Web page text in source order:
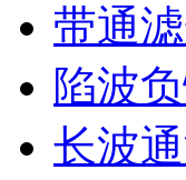
带通
陷波
长波